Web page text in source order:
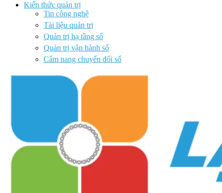
Kiến thức quản trị
Tin công nghệ
Tài liệu quản trị
Quản trị hạ tầng số
Quản trị vận hành số
Cẩm nang chuyển đổi số